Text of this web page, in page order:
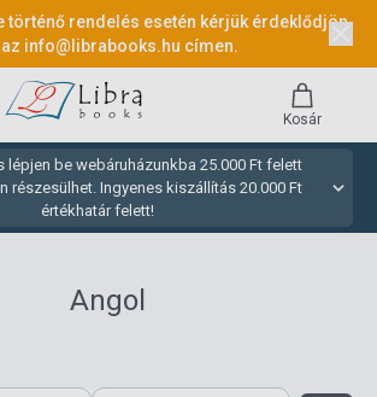
történő rendelés esetén kérjük érdeklődjön
az info@librabooks.hu címen.
lépjen be webáruházunkba 25.000 Ft felett
részesülhet. Ingyenes kiszállítás 20.000 Ft
értékhatár felett!
Kosár
Angol